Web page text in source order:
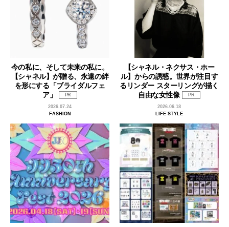
今の私に、そして未来の私に。
【シャネル】が贈る、永遠の絆
を形にする「ブライダルフェ
ア」
PR
2026.07.24
FASHION
【シャネル・ネクサス・ホー
ル】からの誘惑。世界が注目す
るリンダー スターリングが描く
自由な女性像
PR
2026.06.18
LIFE STYLE